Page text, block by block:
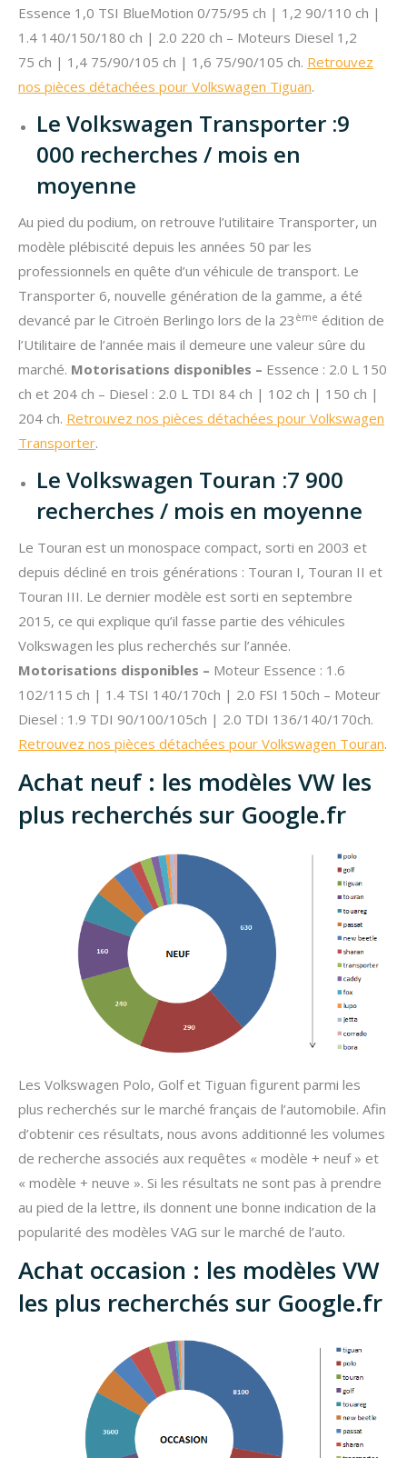
Essence 1,0 TSI BlueMotion 0/75/95 ch | 1,2 90/110 ch |
1.4 140/150/180 ch | 2.0 220 ch – Moteurs Diesel 1,2
75 ch | 1,4 75/90/105 ch | 1,6 75/90/105 ch. Retrouvez
nos pièces détachées pour Volkswagen Tiguan.
Le Volkswagen Transporter :9
000 recherches / mois en
moyenne
Au pied du podium, on retrouve l’utilitaire Transporter, un
modèle plébiscité depuis les années 50 par les
professionnels en quête d’un véhicule de transport. Le
Transporter 6, nouvelle génération de la gamme, a été
devancé par le Citroën Berlingo lors de la 23 ème édition de
l’Utilitaire de l’année mais il demeure une valeur sûre du
marché. Motorisations disponibles – Essence : 2.0 L 150
ch et 204 ch – Diesel : 2.0 L TDI 84 ch | 102 ch | 150 ch |
204 ch. Retrouvez nos pièces détachées pour Volkswagen
Transporter.
Le Volkswagen Touran :7 900
recherches / mois en moyenne
Le Touran est un monospace compact, sorti en 2003 et
depuis décliné en trois générations : Touran I, Touran II et
Touran III. Le dernier modèle est sorti en septembre
2015, ce qui explique qu’il fasse partie des véhicules
Volkswagen les plus recherchés sur l’année.
Motorisations disponibles – Moteur Essence : 1.6
102/115 ch | 1.4 TSI 140/170ch | 2.0 FSI 150ch – Moteur
Diesel : 1.9 TDI 90/100/105ch | 2.0 TDI 136/140/170ch.
Retrouvez nos pièces détachées pour Volkswagen Touran.
Achat neuf : les modèles VW les
plus recherchés sur Google.fr
Les Volkswagen Polo, Golf et Tiguan figurent parmi les
plus recherchés sur le marché français de l’automobile. Afin
d’obtenir ces résultats, nous avons additionné les volumes
de recherche associés aux requêtes « modèle + neuf » et
« modèle + neuve ». Si les résultats ne sont pas à prendre
au pied de la lettre, ils donnent une bonne indication de la
popularité des modèles VAG sur le marché de l’auto.
Achat occasion : les modèles VW
les plus recherchés sur Google.fr